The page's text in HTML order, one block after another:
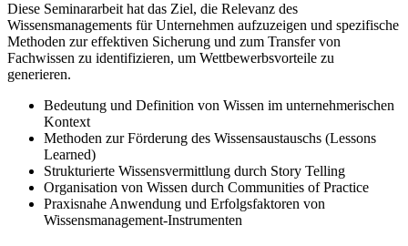
Diese Seminararbeit hat das Ziel, die Relevanz des
Wissensmanagements für Unternehmen aufzuzeigen und spezifische
Methoden zur effektiven Sicherung und zum Transfer von
Fachwissen zu identifizieren, um Wettbewerbsvorteile zu
generieren.
Bedeutung und Definition von Wissen im unternehmerischen
Kontext
Methoden zur Förderung des Wissensaustauschs (Lessons
Learned)
Strukturierte Wissensvermittlung durch Story Telling
Organisation von Wissen durch Communities of Practice
Praxisnahe Anwendung und Erfolgsfaktoren von
Wissensmanagement-Instrumenten